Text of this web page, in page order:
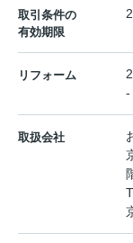
取引条件の
有効期限
リフォーム
-
取扱会社